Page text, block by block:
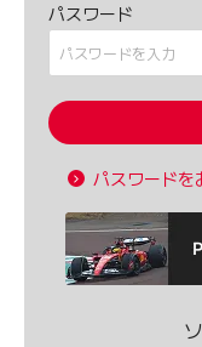
パスワード
パスワードを